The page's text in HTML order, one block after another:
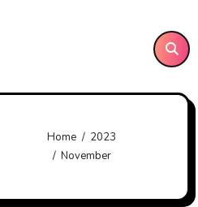
Home
2023
November